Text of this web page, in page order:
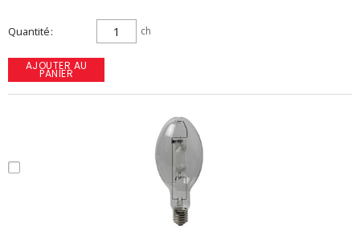
Quantité ch
AJOUTER AU
PANIER